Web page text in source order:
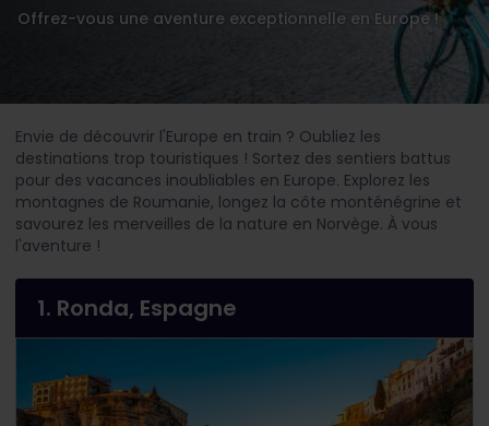
Offrez-vous une aventure exceptionnelle en Europe !
Envie de découvrir l'Europe en train ? Oubliez les
destinations trop touristiques ! Sortez des sentiers battus
pour des vacances inoubliables en Europe. Explorez les
montagnes de Roumanie, longez la côte monténégrine et
savourez les merveilles de la nature en Norvège. À vous
l'aventure !
1. Ronda, Espagne